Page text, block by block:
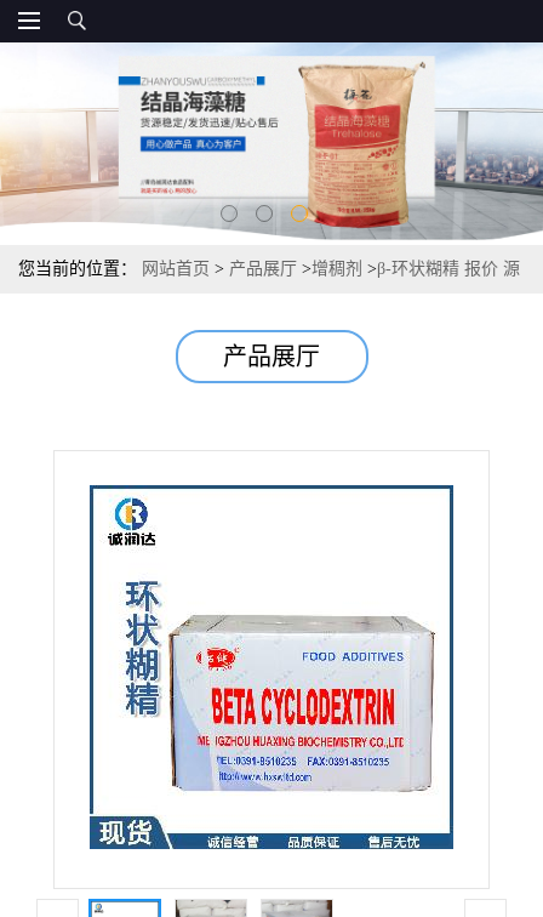
您当前的位置： 网站首页 > 产品展厅 >增稠剂 >β-环状糊精 报价 源
产品展厅